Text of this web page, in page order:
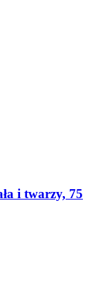
i twarzy, 75